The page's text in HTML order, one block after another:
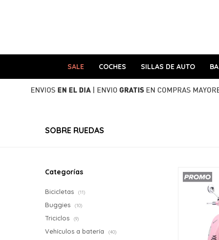
SALE COCHES SILLAS DE AUTO
SOBRE RUEDAS
Categorías
Bicicletas (11)
Buggies (10)
Triciclos (9)
Vehículos a batería (40)